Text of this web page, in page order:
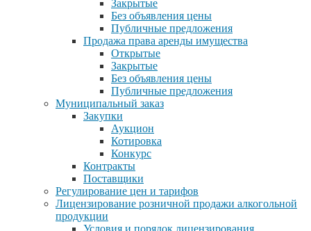
Закрытые
Без объявления цены
Публичные предложения
Продажа права аренды имущества
Открытые
Закрытые
Без объявления цены
Публичные предложения
Муниципальный заказ
Закупки
Аукцион
Котировка
Конкурс
Контракты
Поставщики
Регулирование цен и тарифов
Лицензирование розничной продажи алкогольной
продукции
Условия и порядок лицензирования